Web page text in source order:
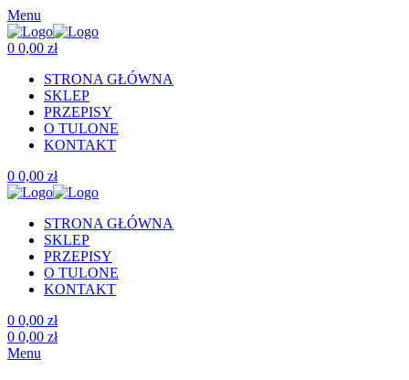
Menu
0 0,00 zł
STRONA GŁÓWNA
SKLEP
PRZEPISY
O TULONE
KONTAKT
0 0,00 zł
STRONA GŁÓWNA
SKLEP
PRZEPISY
O TULONE
KONTAKT
0 0,00 zł
0 0,00 zł
Menu